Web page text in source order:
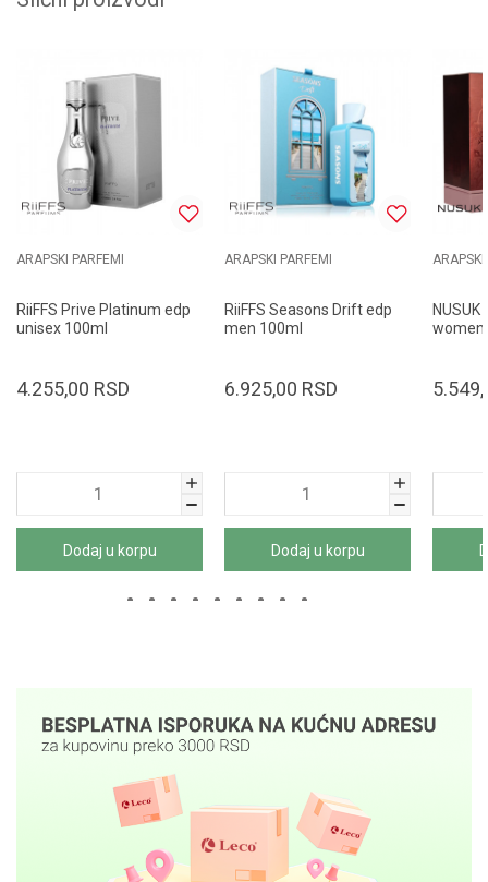
ARAPSKI PARFEMI
RiiFFS Prive Platinum edp
unisex 100ml
4.255,00 RSD
Dodaj u korpu
ARAPSKI PARFEMI
RiiFFS Seasons Drift edp
men 100ml
6.925,00 RSD
Dodaj u korpu
ARAPSKI
women